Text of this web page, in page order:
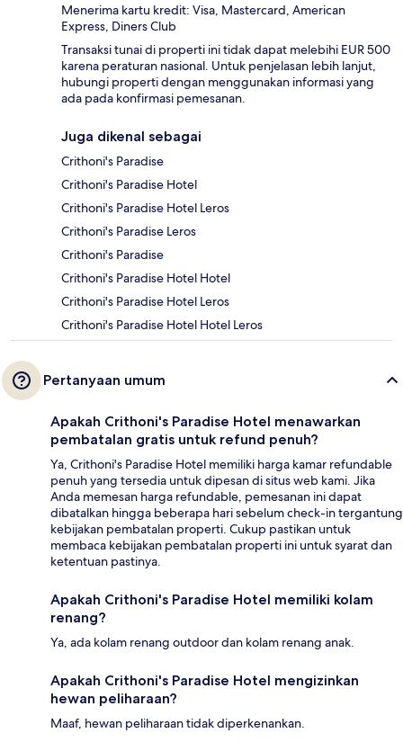
Menerima kartu kredit: Visa, Mastercard, American
Express, Diners Club
Transaksi tunai di properti ini tidak dapat melebihi EUR 500
karena peraturan nasional. Untuk penjelasan lebih lanjut,
hubungi properti dengan menggunakan informasi yang
ada pada konfirmasi pemesanan.
Juga dikenal sebagai
Crithoni's Paradise
Crithoni's Paradise Hotel
Crithoni's Paradise Hotel Leros
Crithoni's Paradise Leros
Crithoni's Paradise
Crithoni's Paradise Hotel Hotel
Crithoni's Paradise Hotel Leros
Crithoni's Paradise Hotel Hotel Leros
Pertanyaan umum
Apakah Crithoni's Paradise Hotel menawarkan
pembatalan gratis untuk refund penuh?
Ya, Crithoni's Paradise Hotel memiliki harga kamar refundable
penuh yang tersedia untuk dipesan di situs web kami. Jika
Anda memesan harga refundable, pemesanan ini dapat
dibatalkan hingga beberapa hari sebelum check-in tergantung
kebijakan pembatalan properti. Cukup pastikan untuk
membaca kebijakan pembatalan properti ini untuk syarat dan
ketentuan pastinya.
Apakah Crithoni's Paradise Hotel memiliki kolam
renang?
Ya, ada kolam renang outdoor dan kolam renang anak.
Apakah Crithoni's Paradise Hotel mengizinkan
hewan peliharaan?
Maaf, hewan peliharaan tidak diperkenankan.